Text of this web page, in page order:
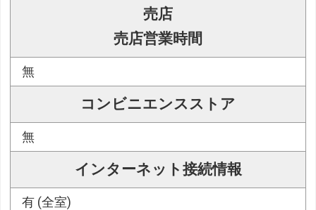
売店
売店営業時間
無
コンビニエンスストア
無
インターネット接続情報
有 (全室)